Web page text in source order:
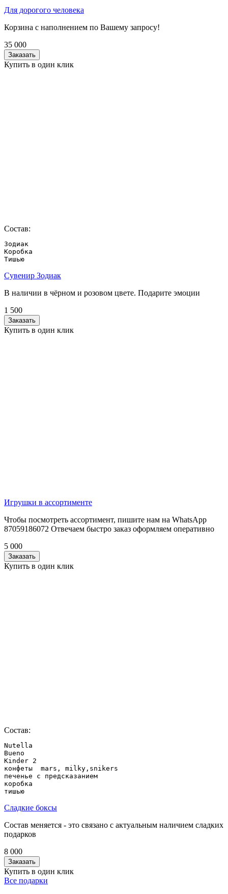
Для дорогого человека
Корзина с наполнением по Вашему запросу!
35 000
Заказать
Купить в один клик
Состав:
Зодиак
Коробка
Тишью
Сувенир Зодиак
В наличии в чёрном и розовом цвете. Подарите эмоции
1 500
Заказать
Купить в один клик
Игрушки в ассортименте
Чтобы посмотреть ассортимент, пишите нам на WhatsApp
87059186072 Отвечаем быстро заказ оформляем оперативно
5 000
Заказать
Купить в один клик
Состав:
Nutella
Bueno
Kinder 2
конфеты  mars, milky,snikers
печенье с предсказанием
коробка
Сладкие боксы
Состав меняется - это связано с актуальным наличием сладких
подарков
8 000
Заказать
Купить в один клик
Все подарки